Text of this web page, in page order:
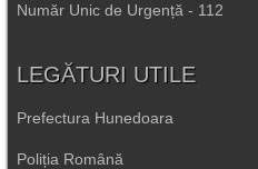
Număr Unic de Urgență - 112
LEGĂTURI UTILE
Prefectura Hunedoara
Poliția Română